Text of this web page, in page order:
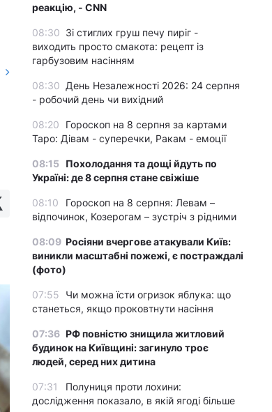
реакцію, - CNN
08:30 Зі стиглих груш печу пиріг -
виходить просто смакота: рецепт із
гарбузовим насінням
08:30 День Незалежності 2026: 24 серпня
- робочий день чи вихідний
08:20
Гороскоп на 8 серпня за картами
Таро: Дівам - суперечки, Ракам - емоції
08:15 Похолодання та дощі йдуть по
Україні: де 8 серпня стане свіжіше
08:10
Гороскоп на 8 серпня: Левам –
відпочинок, Козерогам – зустріч з рідними
08:09 Росіяни вчергове атакували Київ:
виникли масштабні пожежі, є постраждалі
(фото)
07:55
Чи можна їсти огризок яблука: що
станеться, якщо проковтнути насіння
07:36 РФ повністю знищила житловий
будинок на Київщині: загинуло троє
людей, серед них дитина
07:31
Полуниця проти лохини:
дослідження показало, в якій ягоді більше